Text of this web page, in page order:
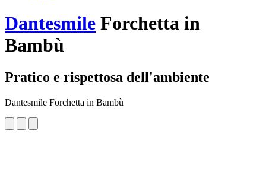
Dantesmile Forchetta in
Bambù
Pratico e rispettosa dell'ambiente
Dantesmile Forchetta in Bambù